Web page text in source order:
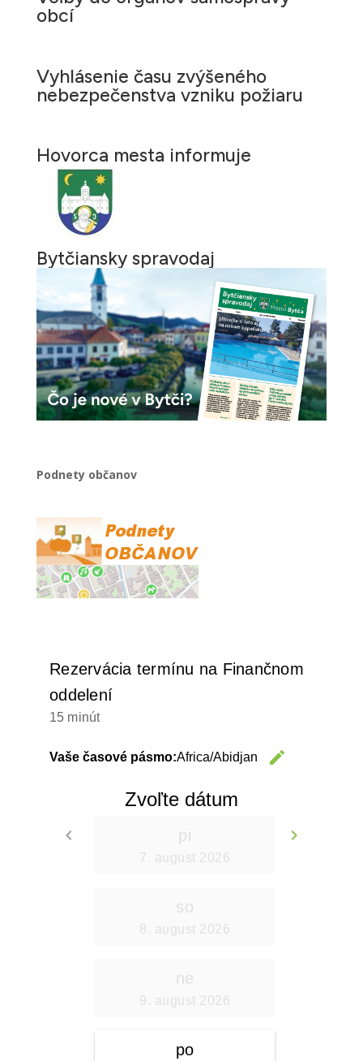
obcí
Vyhlásenie času zvýšeného
nebezpečenstva vzniku požiaru
Hovorca mesta informuje
Bytčiansky spravodaj
Podnety občanov